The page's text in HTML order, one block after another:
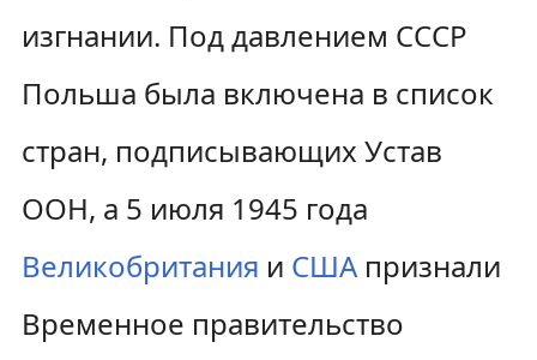
изгнании. Под давлением СССР
Польша была включена в список
стран, подписывающих Устав
ООН, а 5 июля 1945 года
Великобритания и СШАпризнали
Временное правительство